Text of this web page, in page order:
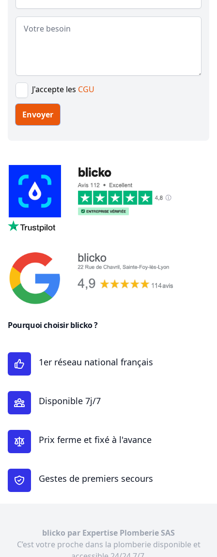
Message
J'accepte les CGU
Envoyer
Pourquoi choisir blicko ?
1er réseau national français
Disponible 7j/7
Prix ferme et fixé à l'avance
Gestes de premiers secours
blicko par Expertise Plomberie SAS
C’est votre proche dans la plomberie disponible et